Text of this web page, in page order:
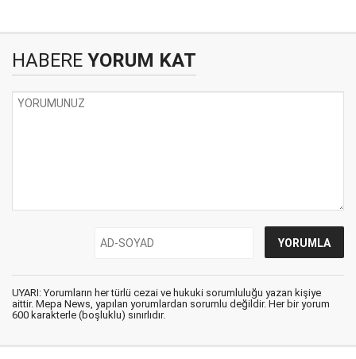
HABERE YORUM KAT
UYARI: Yorumların her türlü cezai ve hukuki sorumluluğu yazan kişiye
aittir. Mepa News, yapılan yorumlardan sorumlu değildir. Her bir yorum
600 karakterle (boşluklu) sınırlıdır.